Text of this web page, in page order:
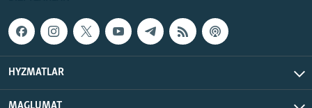
HYZMATLAR